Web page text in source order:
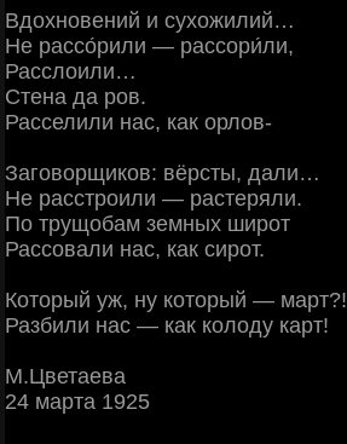
Вдохновений и сухожилий…
Не рассо́рили — рассори́ли,
Расслоили…
Стена да ров.
Расселили нас, как орлов-
Заговорщиков: вёрсты, дали…
Не расстроили — растеряли.
По трущобам земных широт
Рассовали нас, как сирот.
Который уж, ну который — март?!
Разбили нас — как колоду карт!
М.Цветаева
24 марта 1925